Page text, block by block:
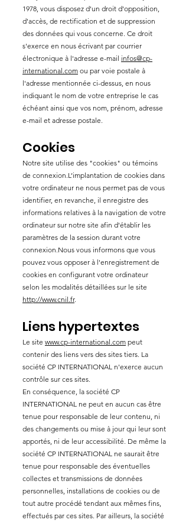
1978, vous disposez d'un droit d'opposition,
d'accès, de rectification et de suppression
des données qui vous concerne. Ce droit
s'exerce en nous écrivant par courrier
électronique à l'adresse e-mail infos@cp-
international.com ou par voie postale à
l'adresse mentionnée ci-dessus, en nous
indiquant le nom de votre entreprise le cas
échéant ainsi que vos nom, prénom, adresse
e-mail et adresse postale.
Cookies
Notre site utilise des "cookies" ou témoins
de connexion.L’implantation de cookies dans
votre ordinateur ne nous permet pas de vous
identifier, en revanche, il enregistre des
informations relatives à la navigation de votre
ordinateur sur notre site afin d'établir les
paramètres de la session durant votre
connexion.Nous vous informons que vous
pouvez vous opposer à l'enregistrement de
cookies en configurant votre ordinateur
selon les modalités détaillées sur le site
http://www.cnil.fr.
Liens hypertextes
Le site www.cp-international.com peut
contenir des liens vers des sites tiers. La
société CP INTERNATIONAL n'exerce aucun
contrôle sur ces sites.
En conséquence, la société CP
INTERNATIONAL ne peut en aucun cas être
tenue pour responsable de leur contenu, ni
des changements ou mise à jour qui leur sont
apportés, ni de leur accessibilité. De même la
société CP INTERNATIONAL ne saurait être
tenue pour responsable des éventuelles
collectes et transmissions de données
personnelles, installations de cookies ou de
tout autre procédé tendant aux mêmes fins,
effectués par ces sites. Par ailleurs, la société